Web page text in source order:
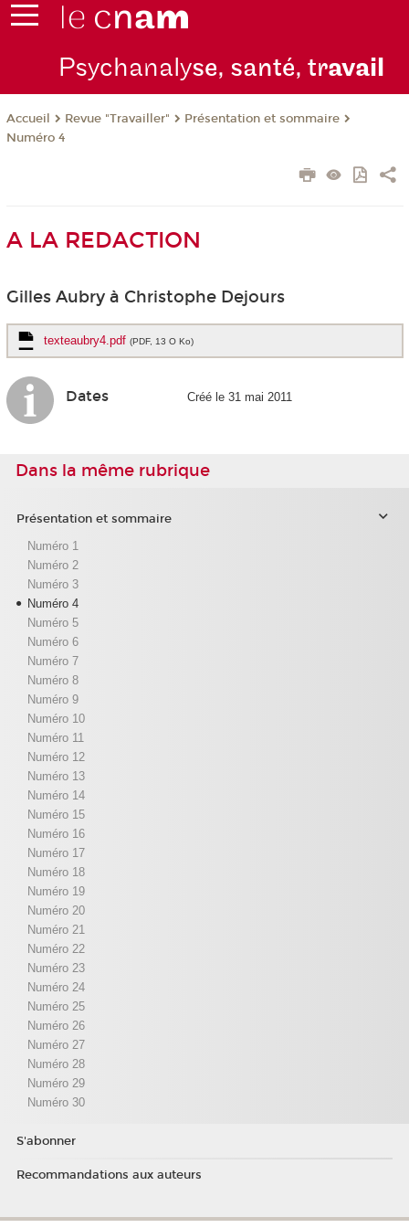
Psychanalyse, santé, travail
Accueil Revue "Travailler"
Présentation et sommaire
Numéro 4
A LA REDACTION
Gilles Aubry à Christophe Dejours
texteaubry4.pdf (PDF, 13 O Ko)
Dates Créé le 31 mai 2011
Dans la même rubrique
Présentation et sommaire
Numéro 1
Numéro 2
Numéro 3
Numéro 4
Numéro 5
Numéro 6
Numéro 7
Numéro 8
Numéro 9
Numéro 10
Numéro 11
Numéro 12
Numéro 13
Numéro 14
Numéro 15
Numéro 16
Numéro 17
Numéro 18
Numéro 19
Numéro 20
Numéro 21
Numéro 22
Numéro 23
Numéro 24
Numéro 25
Numéro 26
Numéro 27
Numéro 28
Numéro 29
Numéro 30
S'abonner
Recommandations aux auteurs